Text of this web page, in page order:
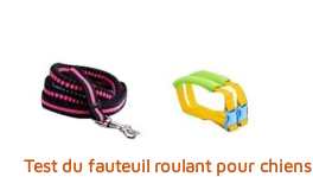
Test du fauteuil roulant pour